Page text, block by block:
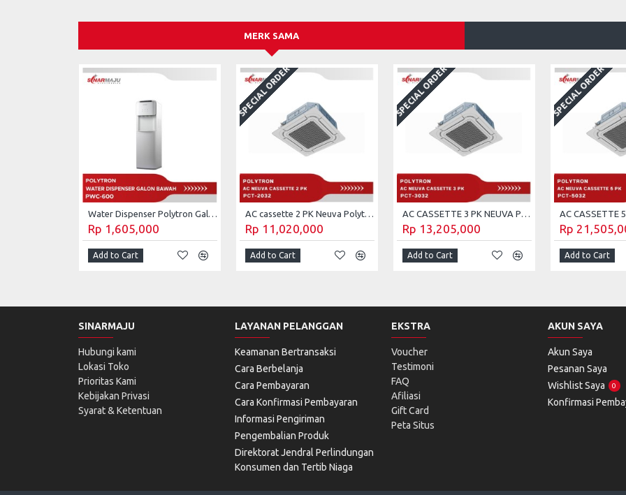
MERK SAMA
Water Dispenser Polytron Galon Bawah PWC-600
Rp 1,605,000
Add to Cart
SPECIAL ORDER
AC cassette 2 PK Neuva Polytron PCT-2032
Rp 11,020,000
Add to Cart
SPECIAL ORDER
AC CASSETTE 3 PK NEUVA POLYTRON PCT-3032
Rp 13,205,000
Add to Cart
SPECIAL ORDER
Rp
Add to Cart
SINARMAJU
Hubungi kami
Lokasi Toko
Prioritas Kami
Kebijakan Privasi
Syarat & Ketentuan
LAYANAN PELANGGAN
Keamanan Bertransaksi
Cara Berbelanja
Cara Pembayaran
Cara Konfirmasi Pembayaran
Informasi Pengiriman
Pengembalian Produk
Direktorat Jendral Perlindungan
Konsumen dan Tertib Niaga
EKSTRA
Voucher
Testimoni
FAQ
Afiliasi
Gift Card
Peta Situs
AKUN SAYA
Akun Saya
Pesanan Saya
Wishlist Saya
0
Konfirmasi